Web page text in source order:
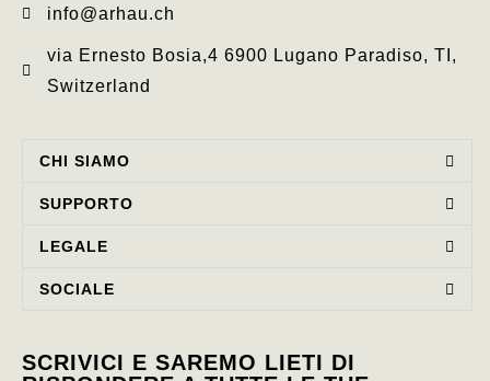
info@arhau.ch
via Ernesto Bosia,4 6900 Lugano Paradiso, TI,
Switzerland
CHI SIAMO​
SUPPORTO
LEGALE
SOCIALE
SCRIVICI E SAREMO LIETI DI